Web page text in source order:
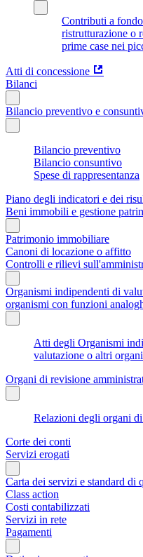
Contributi a
ristrutturazione o
prime case nei
Atti di concessione
Bilanci
Bilancio preventivo e
Bilancio preventivo
Bilancio consuntivo
Spese di rappresentanza
Piano degli indicatori e dei
Beni immobili e gestione
Patrimonio immobiliare
Canoni di locazione o affitto
Controlli e rilievi
Organismi indipendenti di
organismi con funzioni
Atti degli Organismi
valutazione o altri
Organi di revisione
Relazioni degli organi
Corte dei conti
Servizi erogati
Carta dei servizi e standard di
Class action
Costi contabilizzati
Servizi in rete
Pagamenti